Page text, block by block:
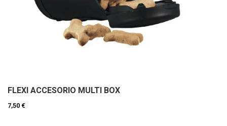
FLEXI ACCESORIO MULTI BOX
7,50 €